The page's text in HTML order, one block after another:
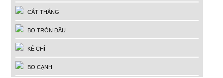
CẮT THẲNG
BO TRÒN ĐẦU
KẺ CHỈ
BO CẠNH